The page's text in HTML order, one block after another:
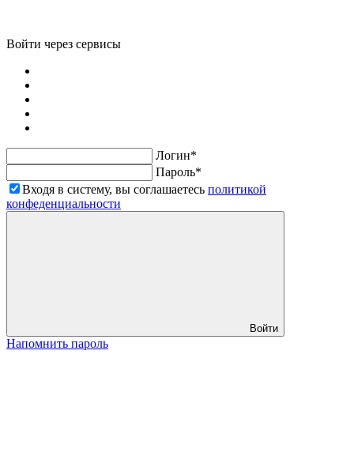
Войти через сервисы
Логин*
Пароль*
Входя в систему, вы соглашаетесь политикой
конфеденциальности
Войти
Напомнить пароль